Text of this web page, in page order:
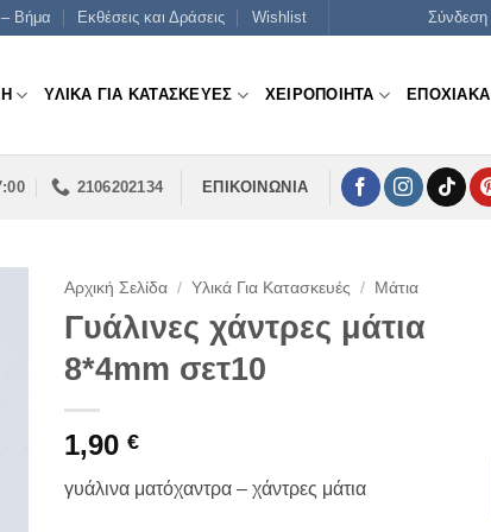
Βήμα Εκθέσεις και Δράσεις Wishlist Σύνδεση
ΥΛΙΚΑ ΓΙΑ ΚΑΤΑΣΚΕΥΕΣ ΧΕΙΡΟΠΟΙΗΤΑ ΕΠΟΧΙΑΚΑ
2106202134 ΕΠΙΚΟΙΝΩΝΙΑ
Αρχική Σελίδα / Υλικά Για Κατασκευές / Μάτια
Γυάλινες χάντρες μάτια
8*4mm σετ10
1,90 €
γυάλινα ματόχαντρα – χάντρες μάτια